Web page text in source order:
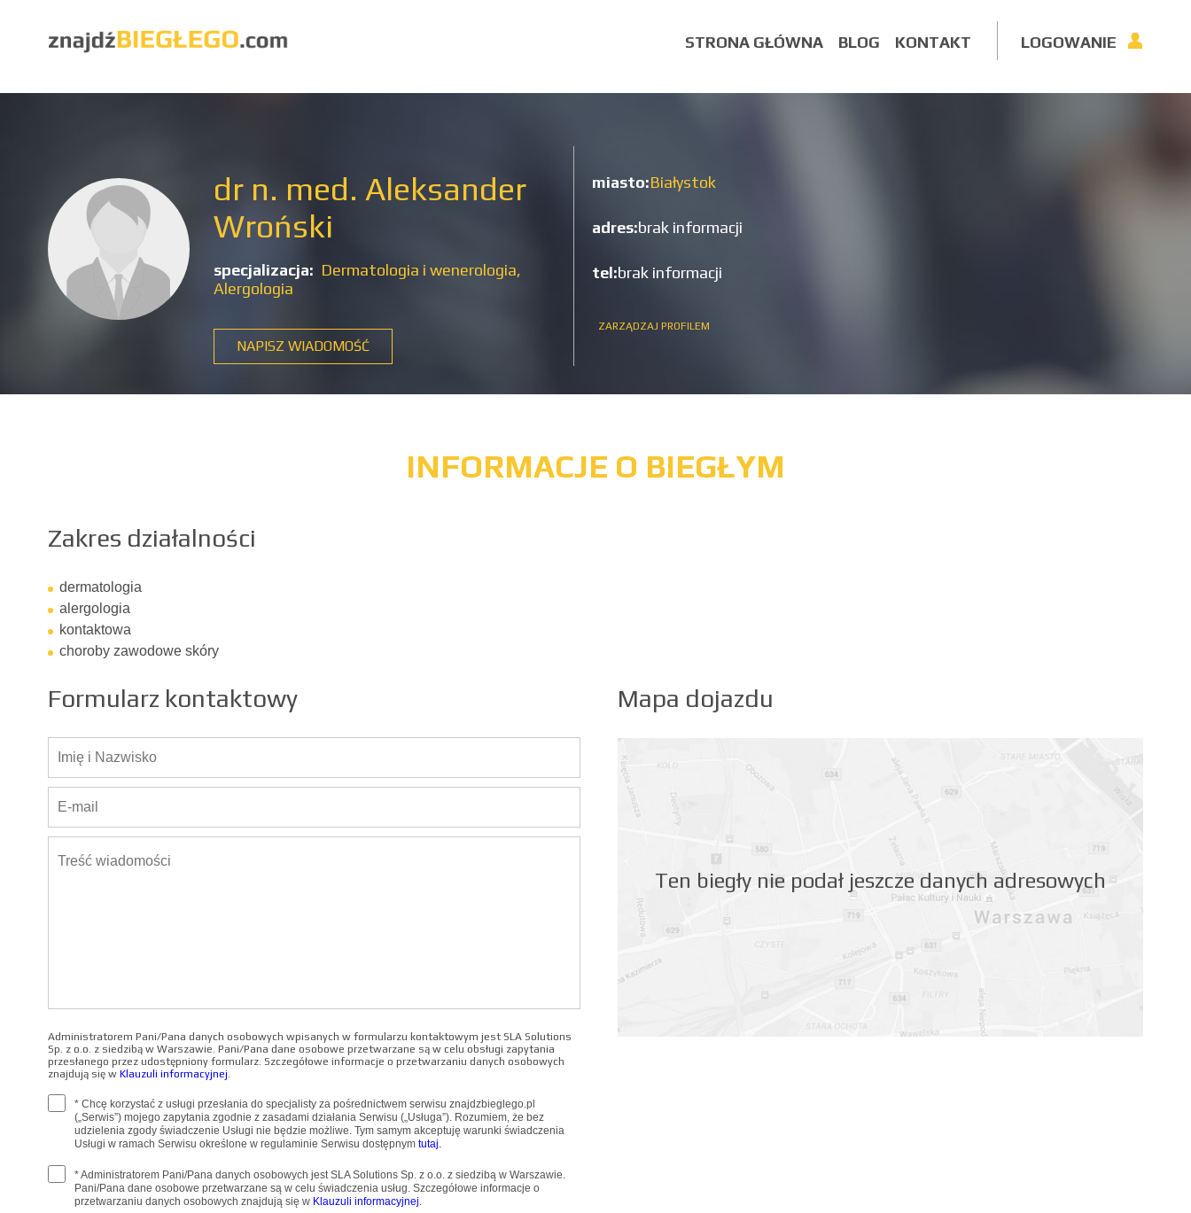
LOGOWANIE
STRONA GŁÓWNA BLOG KONTAKT
dr n. med. Aleksander
Wroński
specjalizacja: Dermatologia i wenerologia,
Alergologia
NAPISZ WIADOMOŚĆ
miasto:Białystok
adres:brak informacji
tel:brak informacji
ZARZĄDZAJ PROFILEM
INFORMACJE O BIEGŁYM
Zakres działalności
dermatologia
alergologia
kontaktowa
choroby zawodowe skóry
Formularz kontaktowy
Administratorem Pani/Pana danych osobowych wpisanych w formularzu kontaktowym jest SLA Solutions
Sp. z o.o. z siedzibą w Warszawie. Pani/Pana dane osobowe przetwarzane są w celu obsługi zapytania
przesłanego przez udostępniony formularz. Szczegółowe informacje o przetwarzaniu danych osobowych
znajdują się w Klauzuli informacyjnej.
* Chcę korzystać z usługi przesłania do specjalisty za pośrednictwem serwisu znajdzbieglego.pl
(„Serwis”) mojego zapytania zgodnie z zasadami działania Serwisu („Usługa”). Rozumiem, że bez
udzielenia zgody świadczenie Usługi nie będzie możliwe. Tym samym akceptuję warunki świadczenia
Usługi w ramach Serwisu określone w regulaminie Serwisu dostępnym tutaj.
* Administratorem Pani/Pana danych osobowych jest SLA Solutions Sp. z o.o. z siedzibą w Warszawie.
Pani/Pana dane osobowe przetwarzane są w celu świadczenia usług. Szczegółowe informacje o
przetwarzaniu danych osobowych znajdują się w Klauzuli informacyjnej.
Mapa dojazdu
Ten biegły nie podał jeszcze danych adresowych